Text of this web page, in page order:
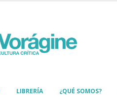
LIBRERÍA ¿QUÉ SOMOS?